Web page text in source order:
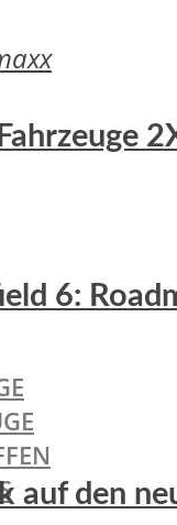
6:
auf den